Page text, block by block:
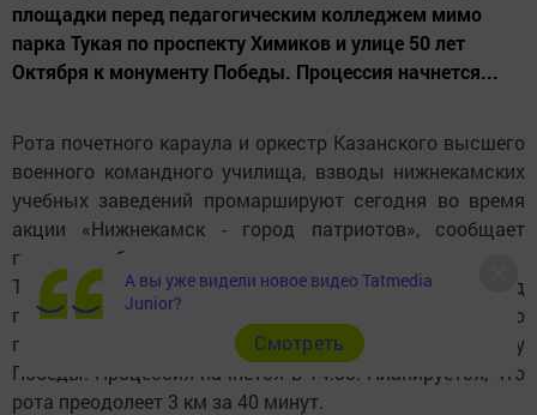
площадки перед педагогическим колледжем мимо
парка Тукая по проспекту Химиков и улице 50 лет
Октября к монументу Победы. Процессия начнется...
Рота почетного караула и оркестр Казанского высшего
военного командного училища, взводы нижнекамских
учебных заведений промаршируют сегодня во время
акции «Нижнекамск - город патриотов», сообщает
пресс-служба мэрии.
Торжественный марш пройдет от площадки перед
педагогическим колледжем мимо парка Тукая по
проспекту Химиков и улице 50 лет Октября к монументу
Победы. Процессия начнется в 14:30. Планируется, что
рота преодолеет 3 км за 40 минут.
А вы уже видели новое видео Tatmedia
Junior?
Cмотреть